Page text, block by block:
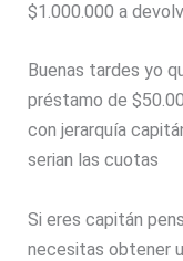
$1.000.000 a
Buenas tardes yo
préstamo de
con jerarquía
serian las cuotas
Si eres capitán
necesitas obtener